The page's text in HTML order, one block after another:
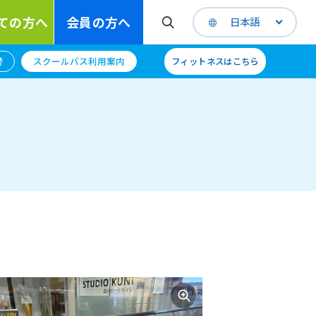
の方へ 会員の方へ 日本語
スクールバス利用案内 フィットネスはこちら